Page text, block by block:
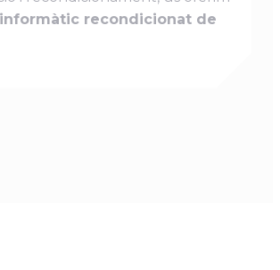
recondicionat de